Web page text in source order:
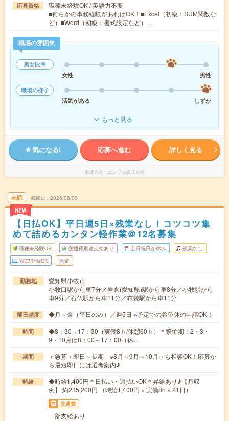
応募資格
職種未経験OK / 英語力不要
■何らかの事務経験があればOK！■Excel（初級：SUM関数な
ど）■Word（初級：書式設定など）…
職場の雰囲気
男女比率
女性
男性
職場の様子
活気がある
しずか
もっと見る
気になる! 応募へ進む 詳しく見る
派遣会社 エンプロ株式会社
未読
NEW
掲載日 2026/08/06
【日払OK】平日週5日×残業なし！コツコツ集
めて詰めるカンタン軽作業＠12名募集
職種未経験OK 交通費別途支給あり 土日祝日が休み 残業なし
WEB登録OK 派遣
勤務地
愛知県小牧市
小牧口駅から車7分／岩倉(愛知県)駅から車8分／小牧駅から
車9分／石仏駅から車11分／布袋駅から車11分
曜日頻度 ◆月～金（平日のみ）／週5日 ※予定での希望休の申請OK！
時間
◆8：30～17：30（実働8ｈ/休憩60ｈ）＊繁忙期：2・3・
9・10月は8：00～17：00（休…
期間
＜急募＞即日～長期 ※8月～9月～10月～も相談OK！応募か
ら最短即日には選考案内♪
時給
◆時給1,400円＊日払い・週払いOK＊昇給あり♪【月収
例】 約235,200円 （時給1,400円 × 実働8h × 21日）
交通費
一部支給あり